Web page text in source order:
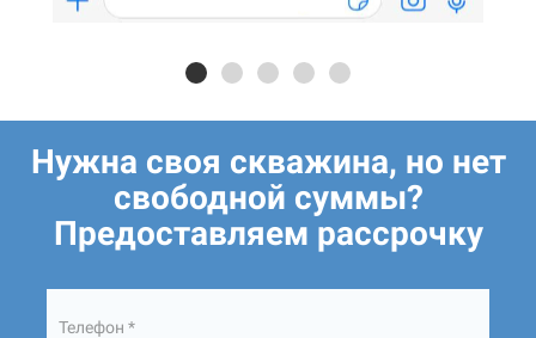
Нужна своя скважина, но нет
свободной суммы?
Предоставляем рассрочку
Телефон *